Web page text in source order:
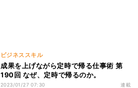
ビジネススキル
成果を上げながら定時で帰る仕事術 第
190回 なぜ、定時で帰るのか。
2023/01/27 07:30 連載